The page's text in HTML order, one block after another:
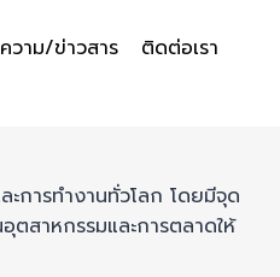
วาม/ข่าวสาร ติดต่อเรา
การทำงานทั่วโลก โดยมีจุด
สาหกรรมและการตลาดให้